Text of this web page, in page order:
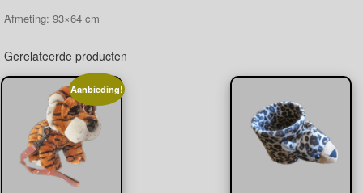
Afmeting: 93×64 cm
Gerelateerde producten
Aanbieding!